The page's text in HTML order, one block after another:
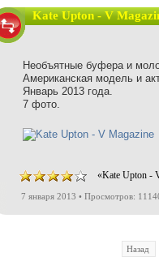
Kate Upton - V
Необъятные буфера и
Американская модель и
Январь 2013 года.
7 фото.
«Kate Upton -
7 января 2013 • Просмотров:
Назад